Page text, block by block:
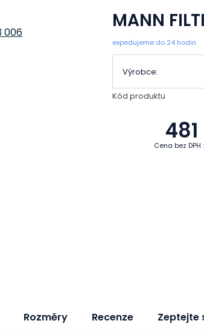
MANN
expedujeme do 24 hodin
Výrobce:
Kód produktu
Cena bez DPH
Rozměry Recenze Zeptejte